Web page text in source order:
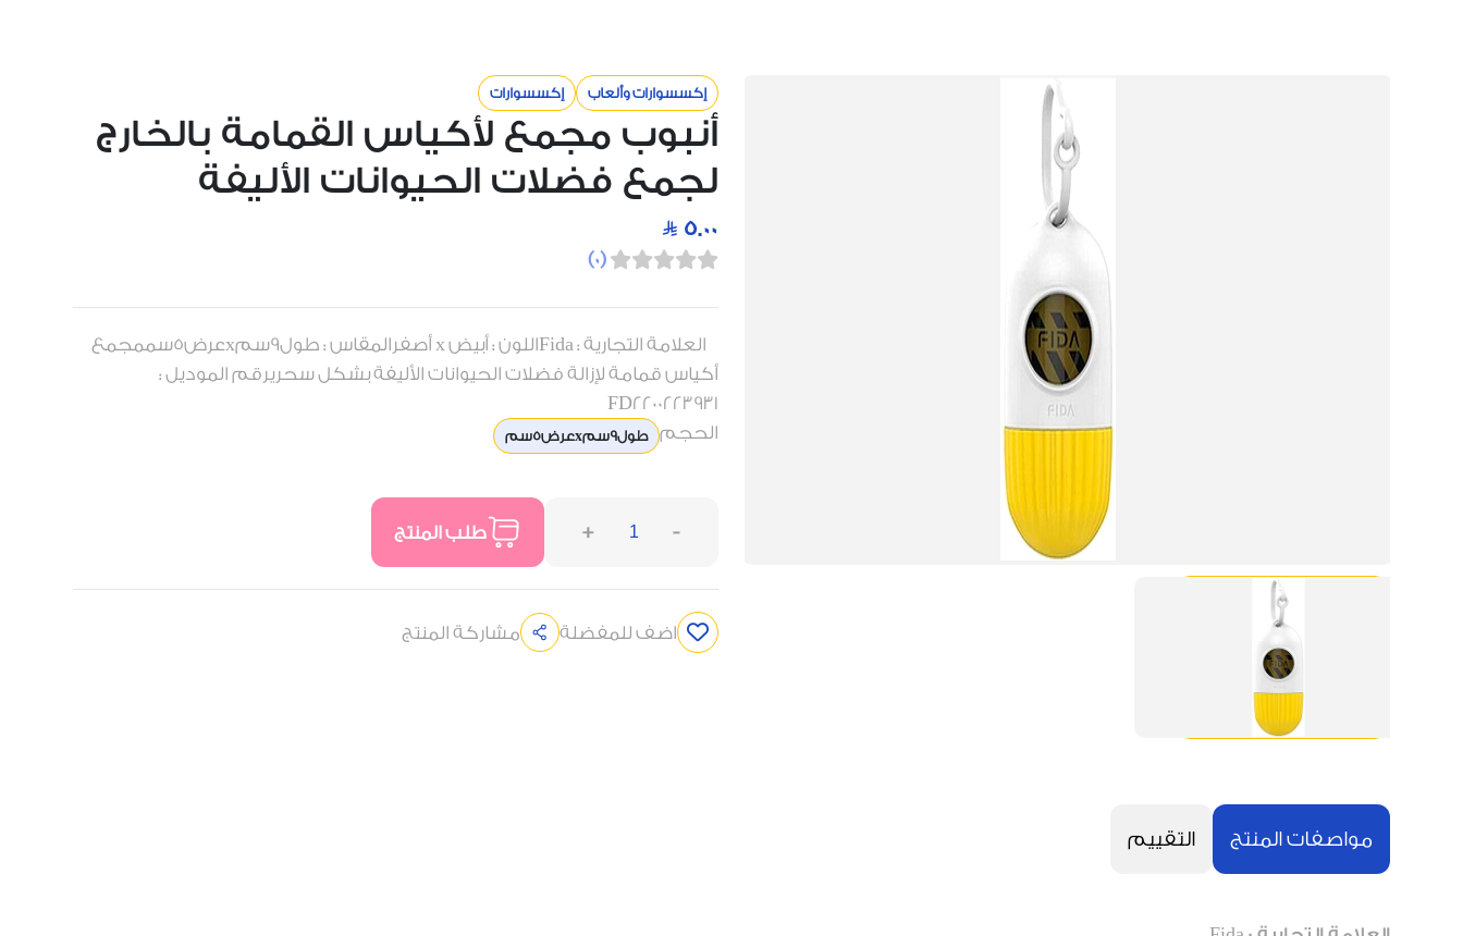
إكسسوارات وألعاب إكسسوارات
أنبوب مجمع لأكياس القمامة بالخارج
لجمع فضلات الحيوانات الأليفة
5.00
(
0
)
العلامة التجارية : Fidaاللون : أبيض x أصفرالمقاس : طول9سمxعرض5سممجمع
أكياس قمامة لإزالة فضلات الحيوانات الأليفة بشكل سحريرقم الموديل :
FD2200223931
الحجم
طول9سمxعرض5سم
-
+ طلب المنتج
اضف للمفضلة مشاركة المنتج
مواصفات المنتج التقييم